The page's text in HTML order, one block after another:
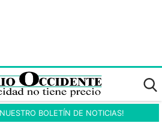
BOLETÍN DE NOTICIAS!